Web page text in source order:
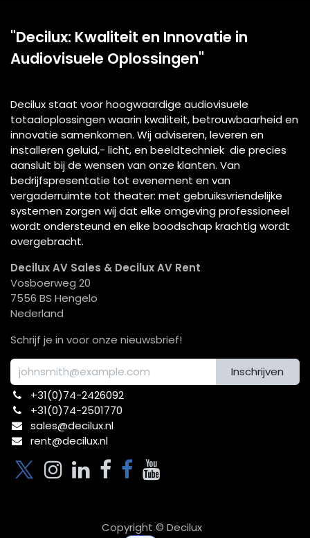
"Decilux: Kwaliteit en Innovatie in
Audiovisuele Oplossingen"
Decilux staat voor hoogwaardige audiovisuele
totaaloplossingen waarin kwaliteit, betrouwbaarheid en
innovatie samenkomen. Wij adviseren, leveren en
installeren geluid,- licht, en beeldtechniek die precies
aansluit bij de wensen van onze klanten. Van
bedrijfspresentatie tot evenement en van
vergaderruimte tot theater: met gebruiksvriendelijke
systemen zorgen wij dat elke omgeving professioneel
wordt ondersteund en elke boodschap krachtig wordt
overgebracht.
Decilux AV Sales & Decilux AV Rent
Vosboerweg 20
7556 BS Hengelo
Nederland
Schrijf je in voor onze nieuwsbrief!
Inschrijven
+31(0)74-2426092​
+31(0)74-2501770
sales@decilux.nl
rent@decilux.nl
Copyright © Decilux